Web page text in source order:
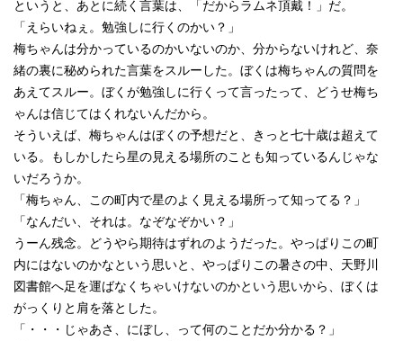
というと、あとに続く言葉は、「だからラムネ頂戴！」だ。
「えらいねぇ。勉強しに行くのかい？」
梅ちゃんは分かっているのかいないのか、分からないけれど、奈
緒の裏に秘められた言葉をスルーした。ぼくは梅ちゃんの質問を
あえてスルー。ぼくが勉強しに行くって言ったって、どうせ梅ち
ゃんは信じてはくれないんだから。
そういえば、梅ちゃんはぼくの予想だと、きっと七十歳は超えて
いる。もしかしたら星の見える場所のことも知っているんじゃな
いだろうか。
「梅ちゃん、この町内で星のよく見える場所って知ってる？」
「なんだい、それは。なぞなぞかい？」
うーん残念。どうやら期待はずれのようだった。やっぱりこの町
内にはないのかなという思いと、やっぱりこの暑さの中、天野川
図書館へ足を運ばなくちゃいけないのかという思いから、ぼくは
がっくりと肩を落とした。
「・・・じゃあさ、にぼし、って何のことだか分かる？」